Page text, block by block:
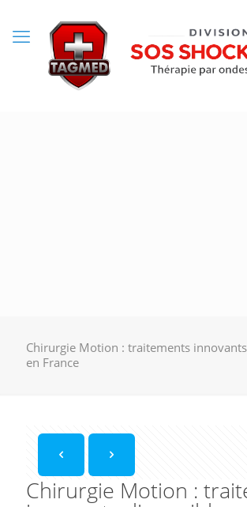
Chirurgie Motion : traitements
en France
Chirurgie Motion :